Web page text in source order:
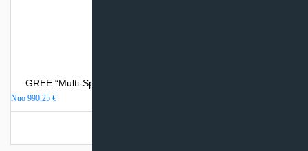
GREE “Multi-Split“ tipo sistemos išorinė dalis FREE MATCH
Nuo 990,25 €